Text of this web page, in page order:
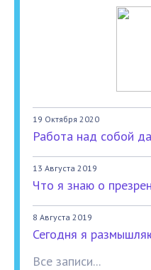
19 Октября 2020
Работа над собой
13 Августа 2019
Что я знаю о
8 Августа 2019
Сегодня я
Все записи...